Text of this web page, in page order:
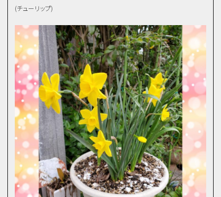
(チューリップ)